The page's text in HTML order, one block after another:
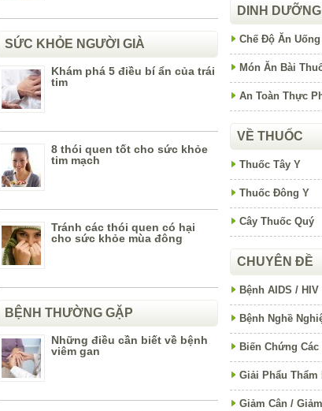
SỨC KHỎE NGƯỜI GIÀ
Khám phá 5 điều bí ẩn của trái
tim
8 thói quen tốt cho sức khỏe
tim mạch
Tránh các thói quen có hại
cho sức khỏe mùa đông
BỆNH THƯỜNG GẶP
Những điều cần biết về bệnh
viêm gan
DINH DƯỠNG
Chế Độ Ăn Uống
Món Ăn Bài
An Toàn Thực
VỀ THUỐC
Thuốc Tây Y
Thuốc Đông Y
Cây Thuốc Quý
CHUYÊN ĐỀ
Bệnh AIDS / HIV
Bệnh Nghề
Biến Chứng Các
Giải Phẩu Thẩm
Giảm Cân /